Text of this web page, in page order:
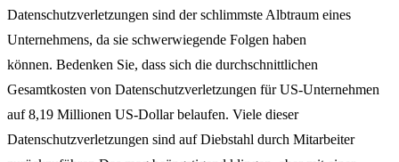
Datenschutzverletzungen sind der schlimmste Albtraum eines
Unternehmens, da sie schwerwiegende Folgen haben
können. Bedenken Sie, dass sich die durchschnittlichen
Gesamtkosten von Datenschutzverletzungen für US-Unternehmen
auf 8,19 Millionen US-Dollar belaufen. Viele dieser
Datenschutzverletzungen sind auf Diebstahl durch Mitarbeiter